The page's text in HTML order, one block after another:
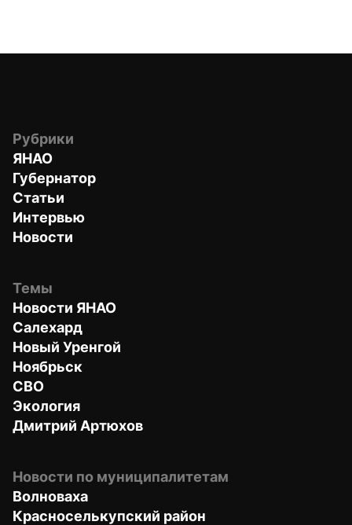
Рубрики
ЯНАО
Губернатор
Статьи
Интервью
Новости
Темы
Новости ЯНАО
Салехард
Новый Уренгой
Ноябрьск
СВО
Экология
Дмитрий Артюхов
Новости по муниципалитетам
Волноваха
Красноселькупский район